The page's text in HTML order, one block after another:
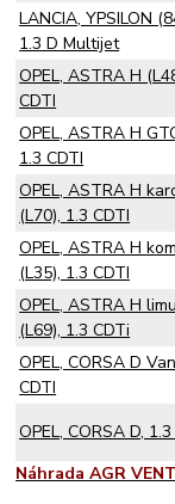
LANCIA, YPSILON
1.3 D Multijet
OPEL, ASTRA H
CDTI
OPEL, ASTRA H
1.3 CDTI
OPEL, ASTRA H
(L70), 1.3 CDTI
OPEL, ASTRA H
(L35), 1.3 CDTI
OPEL, ASTRA H
(L69), 1.3 CDTi
OPEL, CORSA D
CDTI
OPEL, CORSA D,
Náhrada AGR